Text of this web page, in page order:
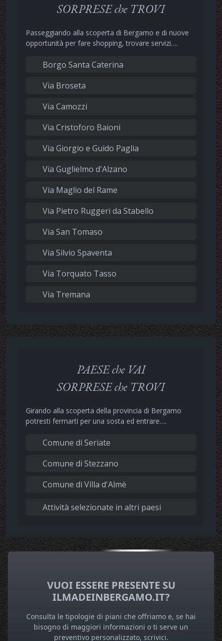
SORPRESE che TROVI
Passeggiando alla scoperta di Bergamo e di nuove
opportunità per fare shopping, trovare servizi….
Borgo Santa Caterina
Via Broseta
Via Camozzi
Via Cristoforo Baioni
Via Giorgio e Guido Paglia
Via Guglielmo d'Alzano
Via Maglio del Rame
Via Pietro Ruggeri da Stabello
Via San Tomaso
Via Silvio Spaventa
Via Torquato Tasso
Via Tremana
PAESE che VAI
SORPRESE che TROVI
Girando alla scoperta della provincia di Bergamo
potresti fermarti per una sosta ed entrare….
Comune di Seriate
Comune di Stezzano
Comune di Villa d'Almè
Attività selezionate in altri paesi
VUOI ESSERE PRESENTE SU
ILMADEINBERGAMO.IT?
Consulta le tipologie di piani che offriamo e, se hai
bisogno di maggiori informazioni o ti serve un
preventivo personalizzato, scrivici.